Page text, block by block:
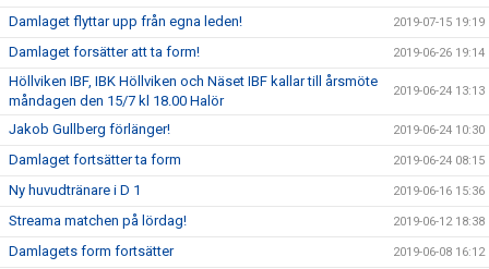
Damlaget flyttar upp från egna leden! 2019-07-15 19:19
Damlaget forsätter att ta form! 2019-06-26 19:14
Höllviken IBF, IBK Höllviken och Näset IBF kallar till årsmöte
måndagen den 15/7 kl 18.00 Halör
2019-06-24 13:13
Jakob Gullberg förlänger! 2019-06-24 10:30
Damlaget fortsätter ta form 2019-06-24 08:15
Ny huvudtränare i D 1 2019-06-16 15:36
Streama matchen på lördag! 2019-06-12 18:38
Damlagets form fortsätter 2019-06-08 16:12